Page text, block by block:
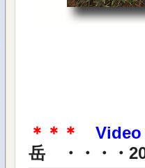
＊＊＊ Video
岳 ・・・・